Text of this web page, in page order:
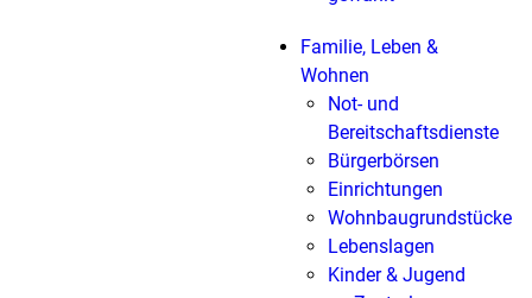
Familie, Leben &
Wohnen
Not- und
Bereitschaftsdienste
Bürgerbörsen
Einrichtungen
Wohnbaugrundstücke
Lebenslagen
Kinder & Jugend